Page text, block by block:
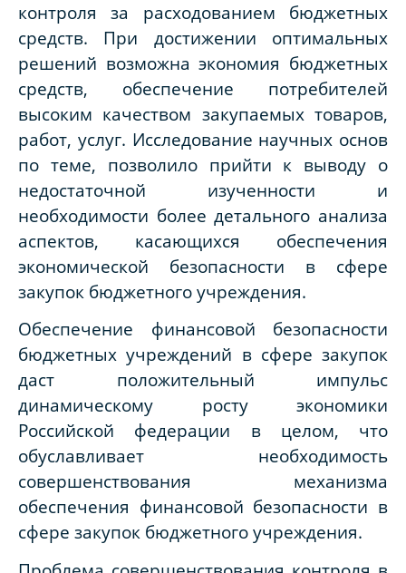
контроля за расходованием бюджетных
средств. При достижении оптимальных
решений возможна экономия бюджетных
средств, обеспечение потребителей
высоким качеством закупаемых товаров,
работ, услуг. Исследование научных основ
по теме, позволило прийти к выводу о
недостаточной изученности и
необходимости более детального анализа
аспектов, касающихся обеспечения
экономической безопасности в сфере
закупок бюджетного учреждения.
Обеспечение финансовой безопасности
бюджетных учреждений в сфере закупок
даст положительный импульс
динамическому росту экономики
Российской федерации в целом, что
обуславливает необходимость
совершенствования механизма
обеспечения финансовой безопасности в
сфере закупок бюджетного учреждения.